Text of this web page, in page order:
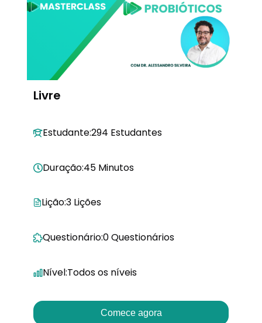
Livre
Estudante:294 Estudantes
Duração:45 Minutos
Lição:3 Lições
Questionário:0 Questionários
Nível:Todos os níveis
Comece agora